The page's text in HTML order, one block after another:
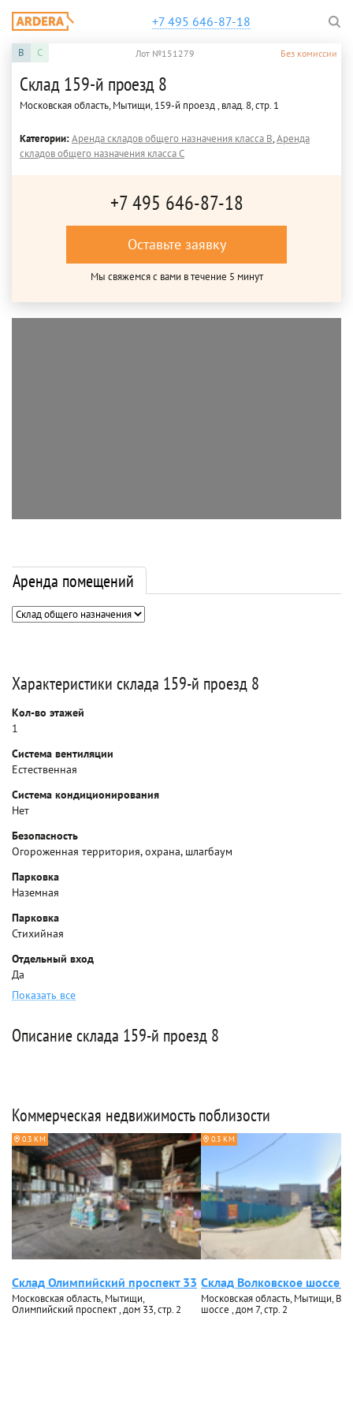
+7 495 646-87-18
B C Лот №151279 Без комиссии
Склад 159-й проезд 8
Московская область, Мытищи, 159-й проезд , влад. 8, стр. 1
Категории:Аренда складов общего назначения класса B,Аренда
складов общего назначения класса C
+7 495 646-87-18
Оставьте заявку
Мы свяжемся с вами в течение 5 минут
Аренда помещений
Характеристики склада 159-й проезд 8
Кол-во этажей
1
Система вентиляции
Естественная
Система кондиционирования
Нет
Безопасность
Огороженная территория, охрана, шлагбаум
Парковка
Наземная
Парковка
Стихийная
Отдельный вход
Да
Показать все
Описание склада 159-й проезд 8
Коммерческая недвижимость поблизости
0.3 КМ
Склад Олимпийский проспект 33
Московская область, Мытищи,
Олимпийский проспект , дом 33, стр. 2
0.3 КМ
Склад Волковское шоссе 7
Московская область, Мытищи,
шоссе , дом 7, стр. 2